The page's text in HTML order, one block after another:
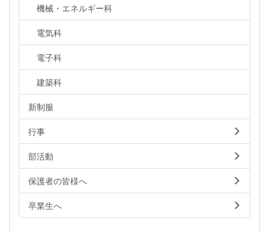
機械・エネルギー科
電気科
電子科
建築科
新制服
行事
部活動
保護者の皆様へ
卒業生へ